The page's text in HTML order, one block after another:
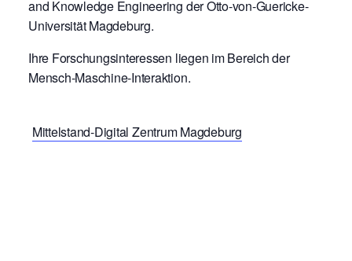
and Knowledge Engineering der Otto-von-Guericke-
Universität Magdeburg.
Ihre Forschungsinteressen liegen im Bereich der
Mensch-Maschine-Interaktion.
Mittelstand-Digital Zentrum Magdeburg